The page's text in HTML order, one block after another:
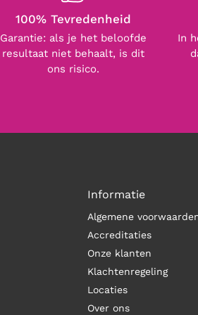
100% Tevredenheid
Garantie: als je het beloofde
resultaat niet behaalt, is dit
ons risico.
In
Informatie
Algemene
Accreditaties
Onze klanten
Klachtenregeling
Locaties
Over ons